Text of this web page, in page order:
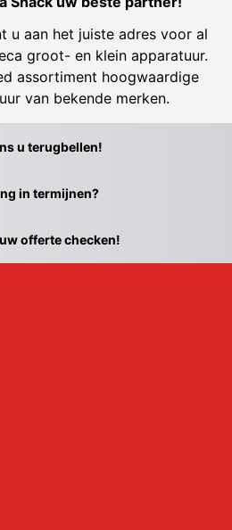
u aan het juiste adres voor al
groot- en klein apparatuur.
assortiment hoogwaardige
van bekende merken.
u terugbellen!
in termijnen?
offerte checken!